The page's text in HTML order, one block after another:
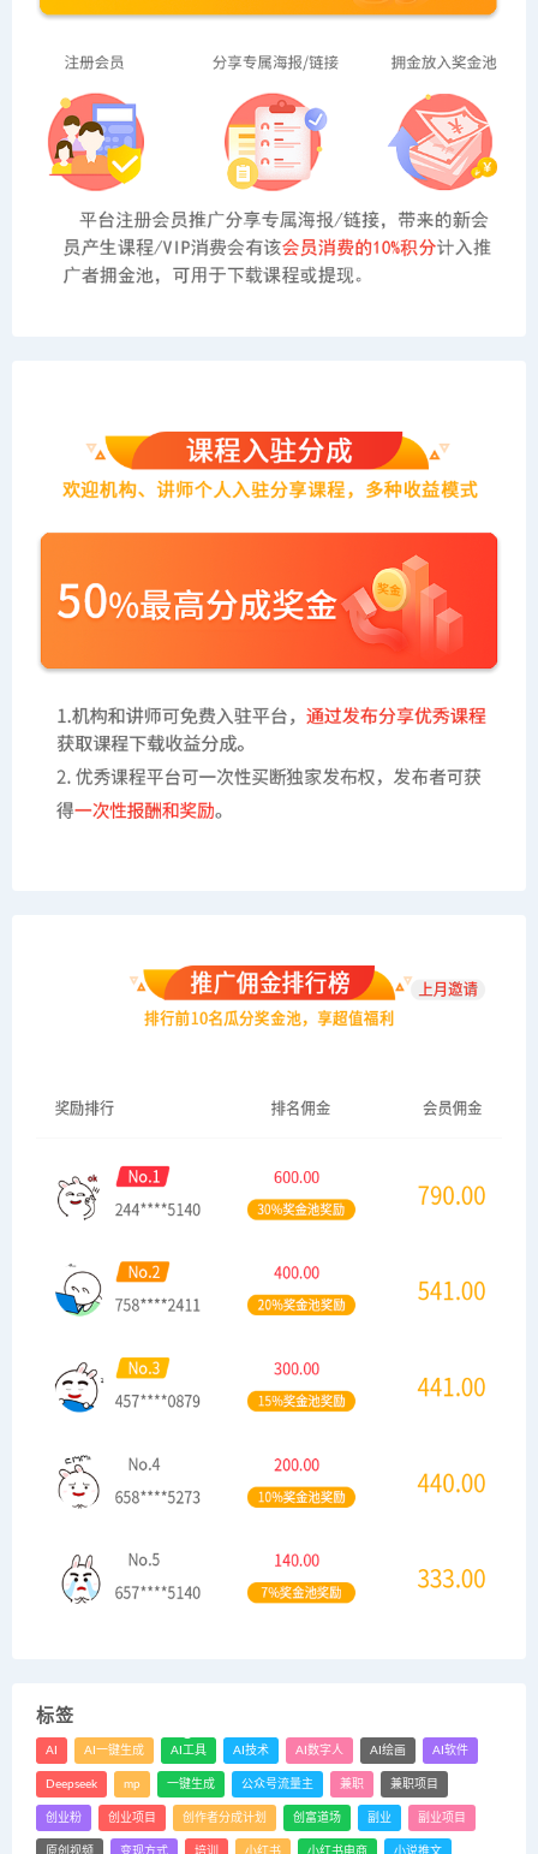
标签
AI AI一键生成 AI工具 AI技术 AI数字人 AI绘画 AI软件
Deepseek mp 一键生成 公众号流量主 兼职 兼职项目
创业粉 创业项目 创作者分成计划 创富道场 副业 副业项目